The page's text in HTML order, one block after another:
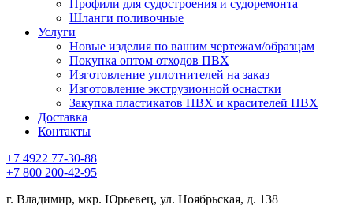
Профили для судостроения и судоремонта
Шланги поливочные
Услуги
Новые изделия по вашим чертежам/образцам
Покупка оптом отходов ПВХ
Изготовление уплотнителей на заказ
Изготовление экструзионной оснастки
Закупка пластикатов ПВХ и красителей ПВХ
Доставка
Контакты
+7 4922 77-30-88
+7 800 200-42-95
г. Владимир, мкр. Юрьевец, ул. Ноябрьская, д. 138